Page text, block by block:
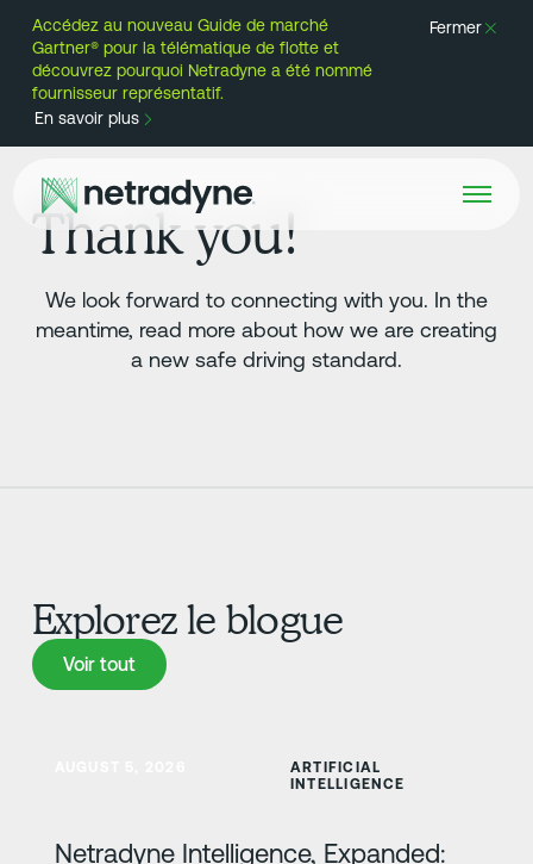
Accédez au nouveau Guide de marché
Gartner® pour la télématique de flotte et
découvrez pourquoi Netradyne a été nommé
fournisseur représentatif.
En savoir plus
Fermer
Thank you!
We look forward to connecting with you. In the
meantime, read more about how we are creating
a new safe driving standard.
Explorez le blogue
Voir tout
Voir tout
ARTIFICIAL
INTELLIGENCE
Netradyne Intelligence, Expanded: